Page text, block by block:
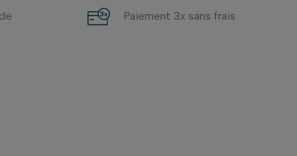
Paiement 3x sans frais